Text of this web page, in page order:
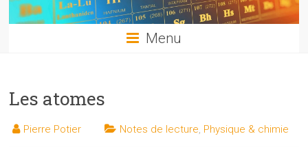
sciences
les
et
Menu
Les atomes
Pierre Potier Notes de lecture Physique & chimie